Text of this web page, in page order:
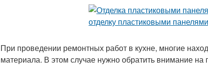
Панели без каркаса
Листовые панели Панели из плит
При проведении ремонтных работ в кухне, многие
материала. В этом случае нужно обратить внимание на